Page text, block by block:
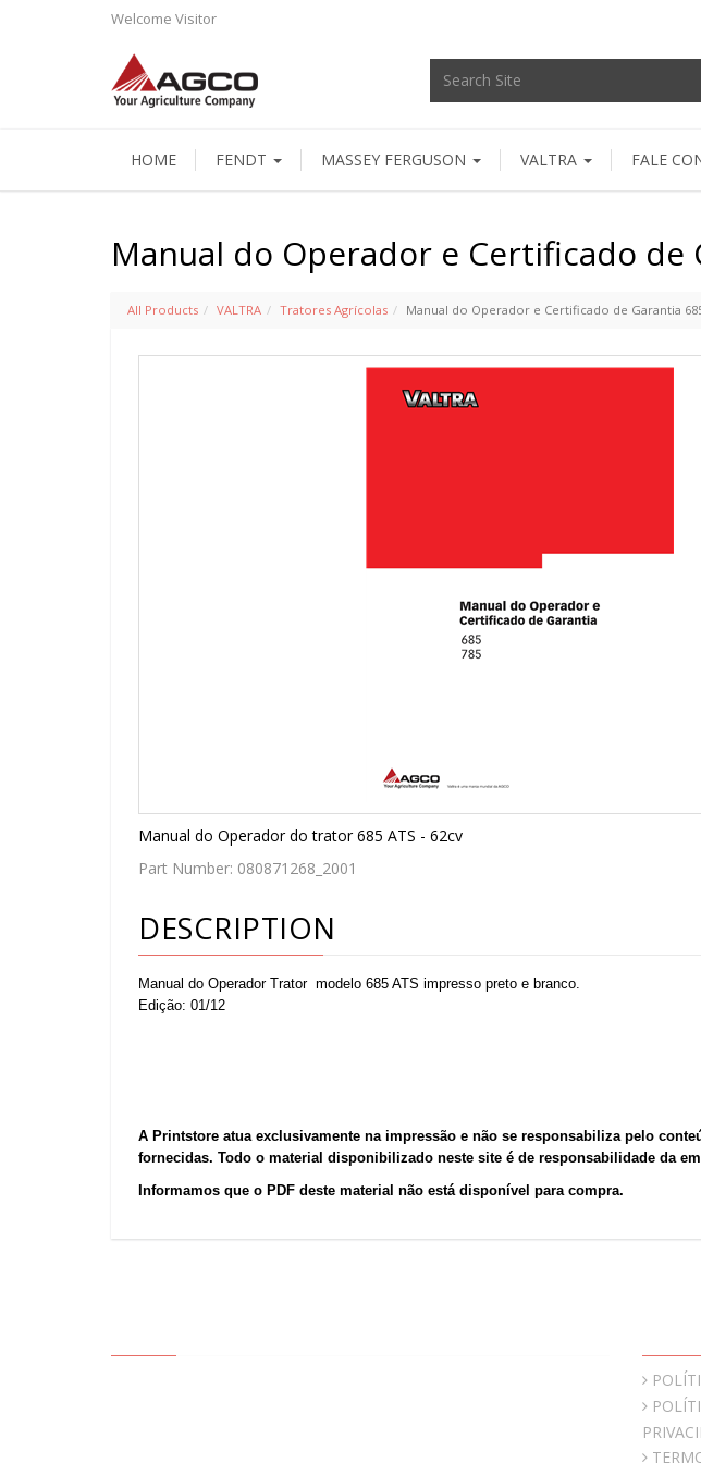
Welcome Visitor
HOME FENDT MASSEY FERGUSON VALTRA FALE
Manual do Operador e Certificado de
All Products VALTRA Tratores Agrícolas Manual do Operador e Certificado de Garantia 685
Manual do Operador do trator 685 ATS - 62cv
Part Number: 080871268_2001
DESCRIPTION
Manual do Operador Trator modelo 685 ATS impresso preto e branco.
Edição: 01/12
A Printstore atua exclusivamente na impressão e não se responsabiliza pelo
fornecidas. Todo o material disponibilizado neste site é de responsabilidade da
Informamos que o PDF deste material não está disponível para compra.